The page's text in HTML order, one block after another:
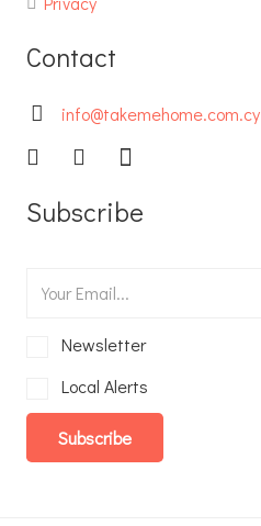
Contact
info@takemehome.com.cy
Subscribe
Newsletter
Local Alerts
Subscribe